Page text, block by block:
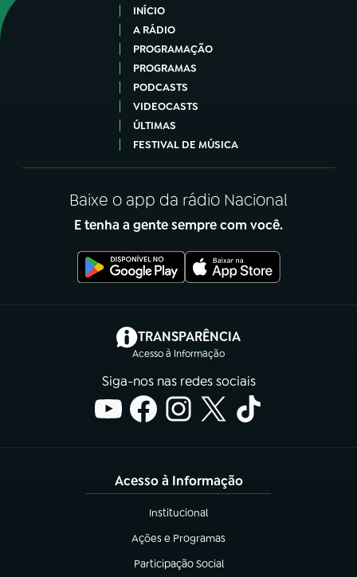
INÍCIO
A RÁDIO
PROGRAMAÇÃO
PROGRAMAS
PODCASTS
VIDEOCASTS
ÚLTIMAS
FESTIVAL DE MÚSICA
Baixe o app da rádio Nacional
E tenha a gente sempre com você.
TRANSPARÊNCIA
Acesso à Informação
(abre em nova aba)
Siga-nos nas redes sociais
Acesso à Informação
Institucional
(abre em nova aba)
Ações e Programas
(abre em nova aba)
Participação Social
(abre em nova aba)